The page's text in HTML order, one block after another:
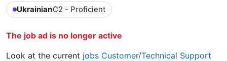
UkrainianC2 - Proficient
The job ad is no longer active
Look at the current jobs Customer/Technical Support